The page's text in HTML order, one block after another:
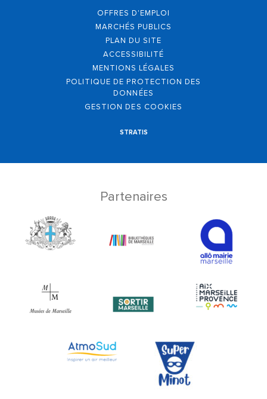
OFFRES D'EMPLOI
MARCHÉS PUBLICS
PLAN DU SITE
ACCESSIBILITÉ
MENTIONS LÉGALES
POLITIQUE DE PROTECTION DES
DONNÉES
GESTION DES COOKIES
STRATIS
Partenaires